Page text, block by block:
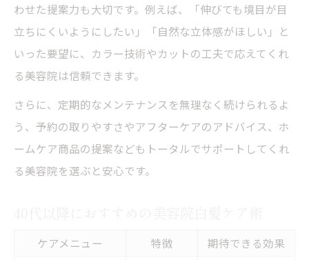
わせた提案力も大切です。例えば、「伸びても境目が目
立ちにくいようにしたい」「自然な立体感がほしい」と
いった要望に、カラー技術やカットの工夫で応えてくれ
る美容院は信頼できます。
さらに、定期的なメンテナンスを無理なく続けられるよ
う、予約の取りやすさやアフターケアのアドバイス、ホ
ームケア商品の提案などもトータルでサポートしてくれ
る美容院を選ぶと安心です。
ケアメニュー 特徴
期待できる効果